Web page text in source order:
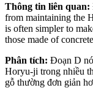
Thông tin liên quan:
from maintaining the
is often simpler to
those made of
Phân tích: Đoạn D
Horyu-ji trong nhiều
gỗ thường đơn giản